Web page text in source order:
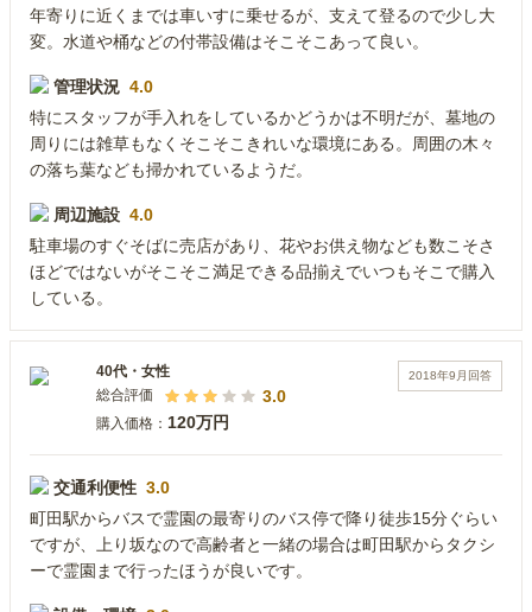
年寄りに近くまでは車いすに乗せるが、支えて登るので少し大
変。水道や桶などの付帯設備はそこそこあって良い。
管理状況 4.0
特にスタッフが手入れをしているかどうかは不明だが、墓地の
周りには雑草もなくそこそこきれいな環境にある。周囲の木々
の落ち葉なども掃かれているようだ。
周辺施設 4.0
駐車場のすぐそばに売店があり、花やお供え物なども数こそさ
ほどではないがそこそこ満足できる品揃えでいつもそこで購入
している。
2018年9月 回答
40代 ・ 女性
総合評価
3.0
購入価格： 120万円
交通利便性 3.0
町田駅からバスで霊園の最寄りのバス停で降り徒歩15分ぐらい
ですが、上り坂なので高齢者と一緒の場合は町田駅からタクシ
ーで霊園まで行ったほうが良いです。